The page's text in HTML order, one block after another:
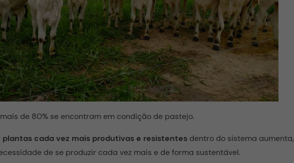
de 80% se encontram em condição de pastejo.
plantas cada vez mais produtivas e resistentes dentro do sistema aumenta,
de se produzir cada vez mais e de forma sustentável.